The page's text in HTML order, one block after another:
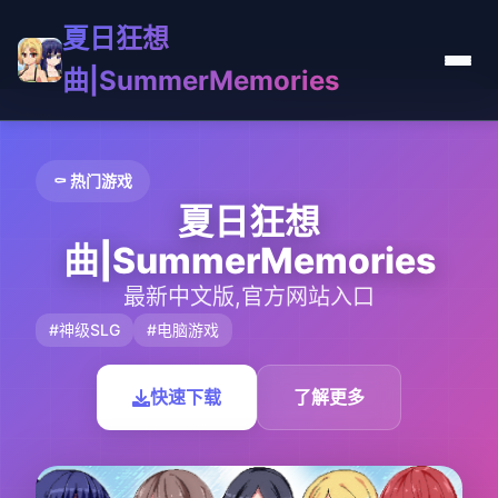
夏日狂想
曲|SummerMemories
⚰️ 热门游戏
夏日狂想
曲|SummerMemories
最新中文版,官方网站入口
#神级SLG #电脑游戏
快速下载 了解更多